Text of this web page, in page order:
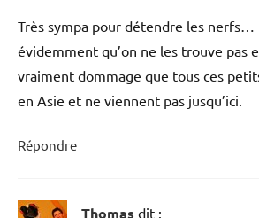
Très sympa pour détendre les nerfs…
évidemment qu’on ne les trouve pas
vraiment dommage que tous ces
en Asie et ne viennent pas jusqu’ici.
Répondre
Thomas dit :